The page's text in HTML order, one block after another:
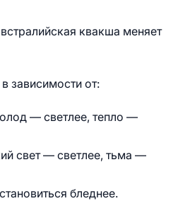
квакша меняет
зависимости от:
— светлее, тепло —
свет — светлее, тьма —
бледнее.